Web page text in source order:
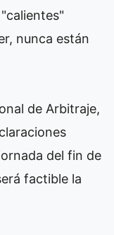
nunca están
de Arbitraje,
del fin de
factible la